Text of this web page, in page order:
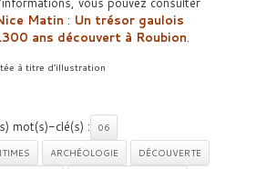
Matin : Un trésor gaulois
ans découvert à Roubion.
à titre d’illustration
mot(s)-clé(s) :
06
ARCHÉOLOGIE
DÉCOUVERTE